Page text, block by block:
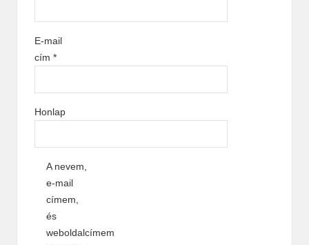
E-mail
cím *
Honlap
A nevem,
e-mail
címem,
és
weboldalcímem